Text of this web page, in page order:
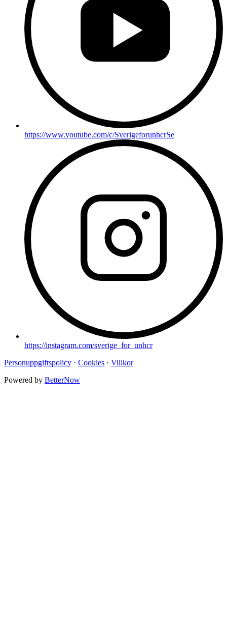
https://www.youtube.com/c/SverigeforunhcrSe
https://instagram.com/sverige_for_unhcr
Personuppgiftspolicy · Cookies · Villkor
Powered by BetterNow